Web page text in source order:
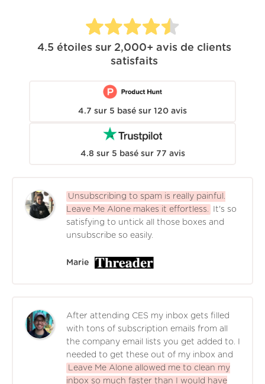
4.5 étoiles sur 2,000+ avis de clients
satisfaits
4.7 sur 5 basé sur 120 avis
4.8 sur 5 basé sur 77 avis
Unsubscribing to spam is really painful.
Leave Me Alone makes it effortless.
It's so
satisfying to untick all those boxes and
unsubscribe so easily.
Marie
After attending CES my inbox gets filled
with tons of subscription emails from all
the company email lists you get added to. I
needed to get these out of my inbox and
Leave Me Alone allowed me to clean my
inbox so much faster than I would have